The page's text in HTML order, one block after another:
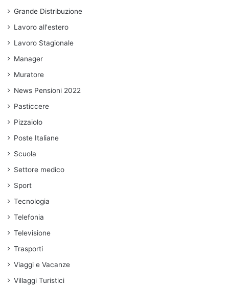
Grande Distribuzione
Lavoro all'estero
Lavoro Stagionale
Manager
Muratore
News Pensioni 2022
Pasticcere
Pizzaiolo
Poste Italiane
Scuola
Settore medico
Sport
Tecnologia
Telefonia
Televisione
Trasporti
Viaggi e Vacanze
Villaggi Turistici